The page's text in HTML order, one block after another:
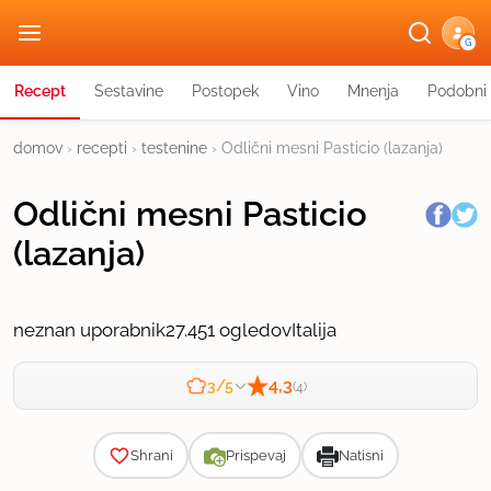
G
Recept Sestavine Postopek Vino Mnenja
domov › recepti › testenine › Odlični mesni Pasticio (lazanja)
Odlični mesni Pasticio
(lazanja)
neznan uporabnik27.451 ogledovItalija
3/5 4,3(4)
Shrani Prispevaj Natisni